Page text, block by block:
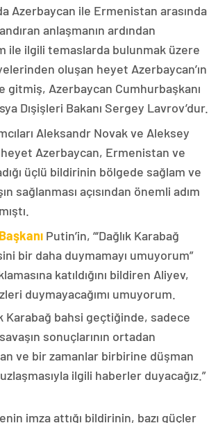
Azerbaycan ile Ermenistan arasında
anlaşmanın ardından
ile ilgili temaslarda bulunmak üzere
oluşan heyet Azerbaycan’ın
gitmiş, Azerbaycan Cumhurbaşkanı
Dışişleri Bakanı Sergey Lavrov’dur.
Aleksandr Novak ve Aleksey
Azerbaycan, Ermenistan ve
üçlü bildirinin bölgede sağlam ve
sağlanması açısından önemli adım
Putin’in, “‘Dağlık Karabağ
bir daha duymamayı umuyorum”
katıldığını bildiren Aliyev,
duymayacağımı umuyorum.
Karabağ bahsi geçtiğinde, sadece
sonuçlarının ortadan
ve bir zamanlar birbirine düşman
ilgili haberler duyacağız.”
imza attığı bildirinin, bazı güçler